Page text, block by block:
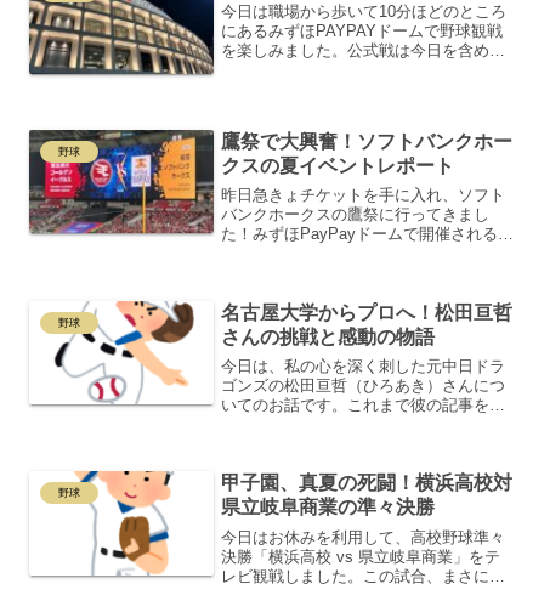
今日は職場から歩いて10分ほどのところ
にあるみずほPAYPAYドームで野球観戦
を楽しみました。公式戦は今日を含めて
シティの宣伝も...
野球
鷹祭で大興奮！ソフトバンクホー
クスの夏イベントレポート
昨日急きょチケットを手に入れ、ソフト
バンクホークスの鷹祭に行ってきまし
た！みずほPayPayドームで開催されるこ
「SUMMER BOOST...
野球
名古屋大学からプロへ！松田亘哲
さんの挑戦と感動の物語
今日は、私の心を深く刺した元中日ドラ
ゴンズの松田亘哲（ひろあき）さんにつ
いてのお話です。これまで彼の記事をい
古屋大学からプロ入...
野球
甲子園、真夏の死闘！横浜高校対
県立岐阜商業の準々決勝
今日はお休みを利用して、高校野球準々
決勝「横浜高校 vs 県立岐阜商業」をテ
レビ観戦しました。この試合、まさに真